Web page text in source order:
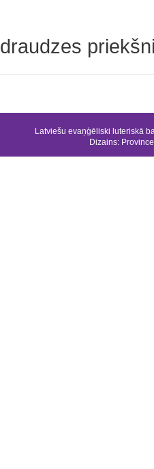
Latviešu evaņģēliski luteriskā
Dizains: